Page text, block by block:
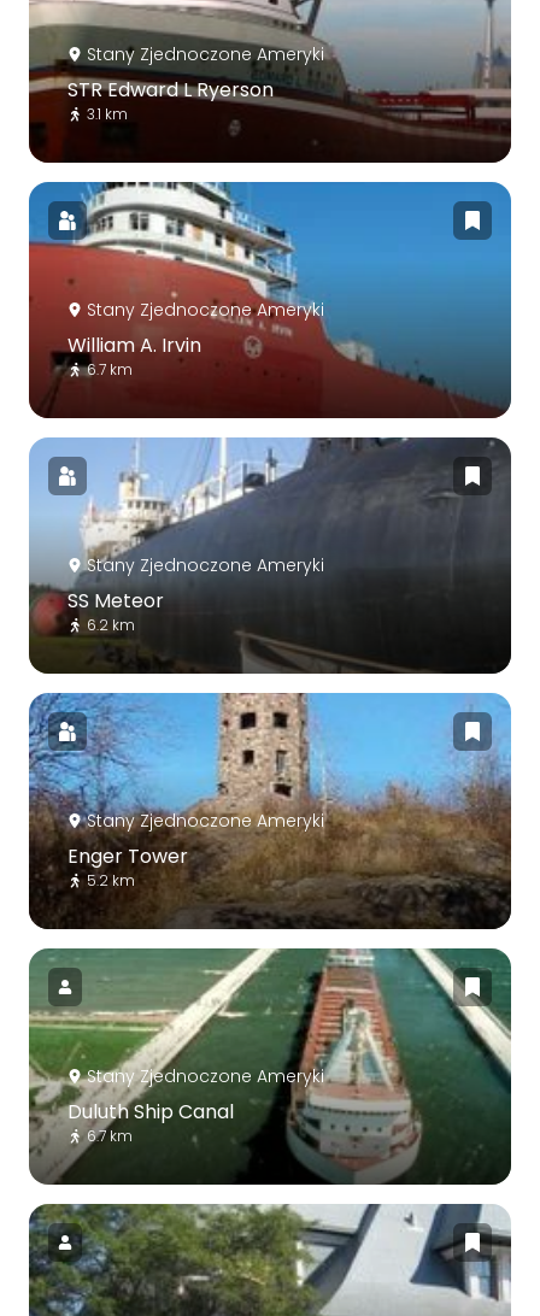
Stany Zjednoczone Ameryki
STR Edward L Ryerson
3.1 km
Stany Zjednoczone Ameryki
William A. Irvin
6.7 km
Stany Zjednoczone Ameryki
SS Meteor
6.2 km
Stany Zjednoczone Ameryki
Enger Tower
5.2 km
Stany Zjednoczone Ameryki
Duluth Ship Canal
6.7 km